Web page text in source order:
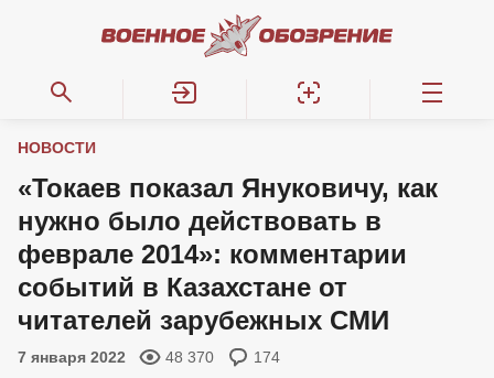
НОВОСТИ
«Токаев показал Януковичу, как
нужно было действовать в
феврале 2014»: комментарии
событий в Казахстане от
читателей зарубежных СМИ
7 января 2022 48 370 174